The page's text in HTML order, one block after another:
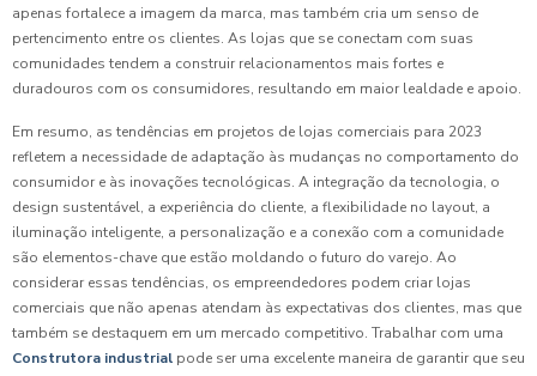
apenas fortalece a imagem da marca, mas também cria um senso de
pertencimento entre os clientes. As lojas que se conectam com suas
comunidades tendem a construir relacionamentos mais fortes e
duradouros com os consumidores, resultando em maior lealdade e apoio.
Em resumo, as tendências em projetos de lojas comerciais para 2023
refletem a necessidade de adaptação às mudanças no comportamento do
consumidor e às inovações tecnológicas. A integração da tecnologia, o
design sustentável, a experiência do cliente, a flexibilidade no layout, a
iluminação inteligente, a personalização e a conexão com a comunidade
são elementos-chave que estão moldando o futuro do varejo. Ao
considerar essas tendências, os empreendedores podem criar lojas
comerciais que não apenas atendam às expectativas dos clientes, mas que
também se destaquem em um mercado competitivo. Trabalhar com uma
Construtora industrial pode ser uma excelente maneira de garantir que seu